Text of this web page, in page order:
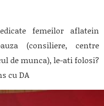
femeilor aflatein
(consiliere, centre
de munca), le-ati folosi?
cu DA